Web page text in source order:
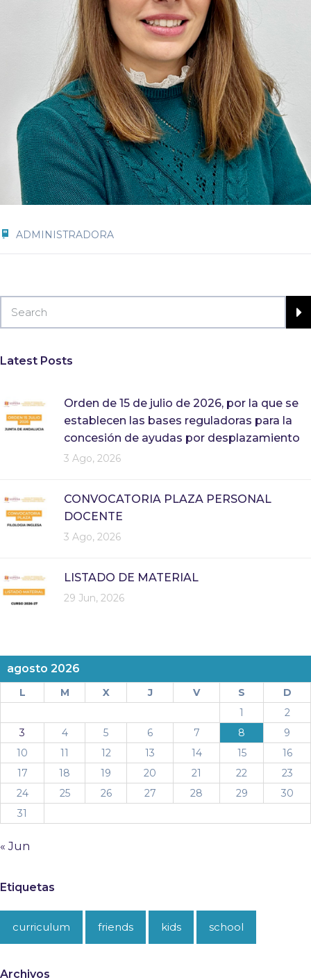
ADMINISTRADORA
Latest Posts
Orden de 15 de julio de 2026, por la que se
establecen las bases reguladoras para la
concesión de ayudas por desplazamiento
3 Ago, 2026
CONVOCATORIA PLAZA PERSONAL
DOCENTE
3 Ago, 2026
LISTADO DE MATERIAL
29 Jun, 2026
agosto 2026
L M X J V S
D
1
2
3
4 5 6 7 8
9
10
11 12 13 14 15
16
17
18 19 20 21 22
23
24
25 26 27 28 29
30
31
« Jun
Etiquetas
curriculum friends kids school
Archivos